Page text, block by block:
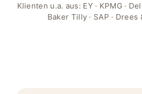
Klienten u.a. aus: EY · KPMG ·
Baker Tilly · SAP · Drees